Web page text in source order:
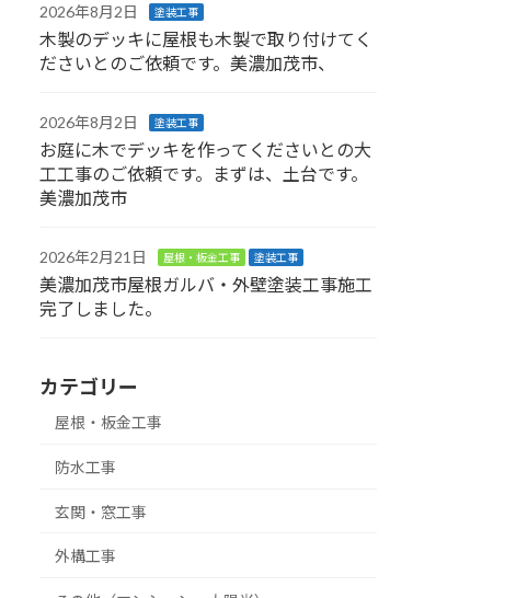
2026年8月2日 塗装工事
木製のデッキに屋根も木製で取り付けてく
ださいとのご依頼です。美濃加茂市、
2026年8月2日 塗装工事
お庭に木でデッキを作ってくださいとの大
工工事のご依頼です。まずは、土台です。
美濃加茂市
2026年2月21日 屋根・板金工事 塗装工事
美濃加茂市屋根ガルバ・外壁塗装工事施工
完了しました。
カテゴリー
屋根・板金工事
防水工事
玄関・窓工事
外構工事